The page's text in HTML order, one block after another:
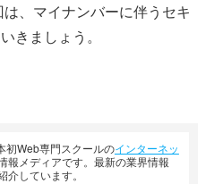
、マイナンバーに伴うセキ
きましょう。
初Web専門スクールのインターネッ
報メディアです。最新の業界情報
しています。